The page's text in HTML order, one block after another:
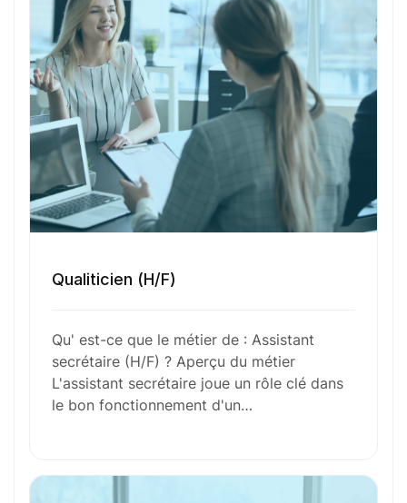
administratives, l’assistant secrétaire assure un
support logistique pendant les réunions,
coordonne les activités internes et communique
efficacement avec les différents départements.
Ce poste requiert une excellente maîtrise des
outils bureautiques, une grande discrétion et une
capacité à gérer plusieurs tâches simultanément
tout en conservant le souci du détail.
Fonctions Principales
Compétences Requises
Qualiticien (H/F)
Qu' est-ce que le métier de : Assistant
secrétaire (H/F) ? Aperçu du métier
L'assistant secrétaire joue un rôle clé dans
le bon fonctionnement d'un…